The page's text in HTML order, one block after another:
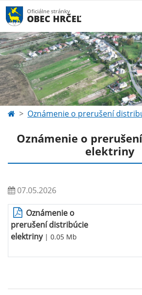
Oficiálne stránky
OBEC HRČEĽ
Oznámenie o prerušení
Oznámenie o
elektriny
07.05.2026
Oznámenie o
prerušení distribúcie
elektriny| 0.05 Mb